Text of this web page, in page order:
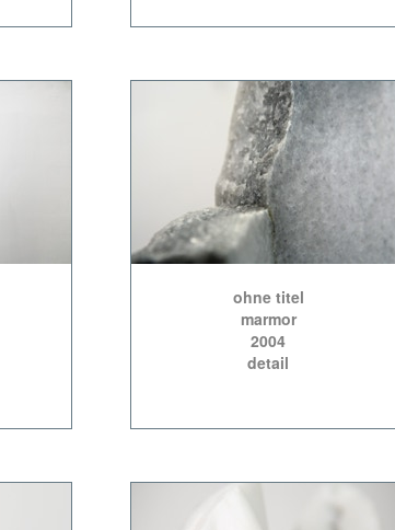
ohne titel
marmor
2004
detail